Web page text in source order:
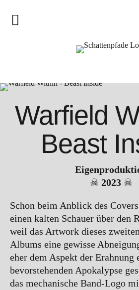
Lichtpfade
Allgemeine
Lichtpfade-
Dämmerfest
Schattenfest
Schattenlegion
Waldhalla
Warfield
Beast
☠ 2023 ☠
Schon beim Anblick des
einen kalten Schauer über den
weil das Artwork dieses
Albums eine gewisse
eher dem Aspekt der Erahnung
bevorstehenden Apokalypse
das mechanische Band-Logo